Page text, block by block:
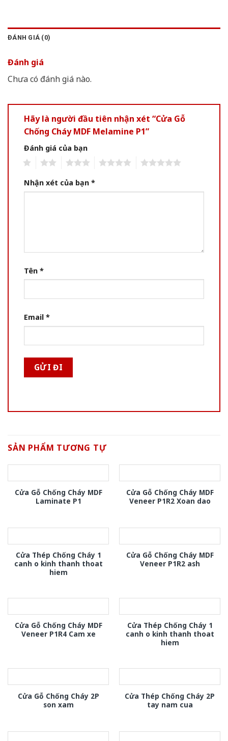
ĐÁNH GIÁ (0)
Đánh giá
Chưa có đánh giá nào.
Hãy là người đầu tiên nhận xét “Cửa Gỗ
Chống Cháy MDF Melamine P1”
Đánh giá của bạn
Nhận xét của bạn *
Tên *
Email *
SẢN PHẨM TƯƠNG TỰ
Cửa Gỗ Chống Cháy MDF
Laminate P1
Cửa Gỗ Chống Cháy MDF
Veneer P1R2 Xoan dao
Cửa Thép Chống Cháy 1
canh o kinh thanh thoat
hiem
Cửa Gỗ Chống Cháy MDF
Veneer P1R2 ash
Cửa Gỗ Chống Cháy MDF
Veneer P1R4 Cam xe
Cửa Thép Chống Cháy 1
canh o kinh thanh thoat
hiem
Cửa Gỗ Chống Cháy 2P
son xam
Cửa Thép Chống Cháy 2P
tay nam cua